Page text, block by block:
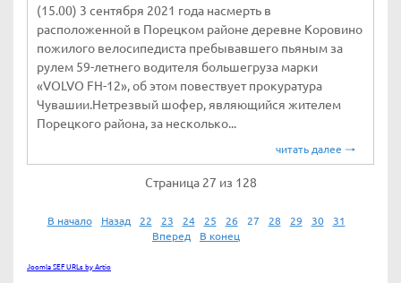
(15.00) 3 сентября 2021 года насмерть в
расположенной в Порецком районе деревне Коровино
пожилого велосипедиста пребывавшего пьяным за
рулем 59-летнего водителя большегруза марки
«VOLVO FH-12», об этом повествует прокуратура
Чувашии.Нетрезвый шофер, являющийся жителем
Порецкого района, за несколько...
читать далее
Страница 27 из 128
В начало Назад 22 23 24 25 26 27 28 29 30
31
Вперед
В конец
Joomla SEF URLs by Artio